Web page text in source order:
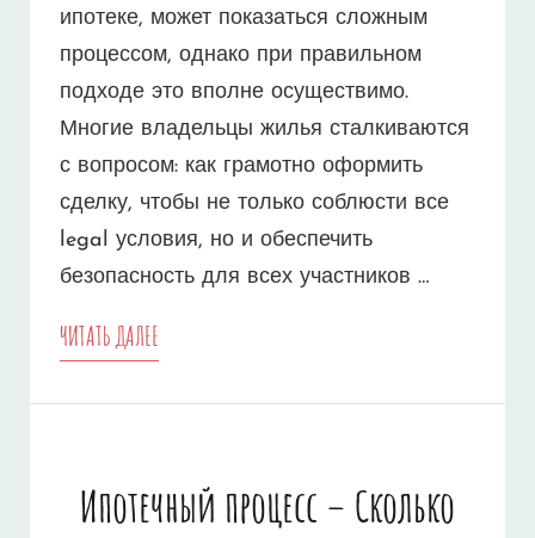
ипотеке, может показаться сложным
процессом, однако при правильном
подходе это вполне осуществимо.
Многие владельцы жилья сталкиваются
с вопросом: как грамотно оформить
сделку, чтобы не только соблюсти все
legal условия, но и обеспечить
безопасность для всех участников …
ЧИТАТЬ ДАЛЕЕ
ИПОТЕКИ
Ипотечный процесс – Сколько